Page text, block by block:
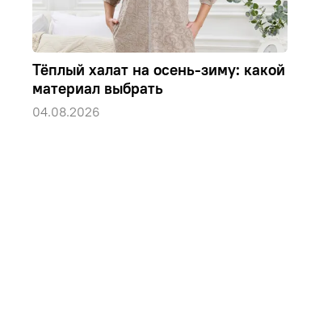
Тёплый халат на осень-зиму: какой
материал выбрать
04.08.2026